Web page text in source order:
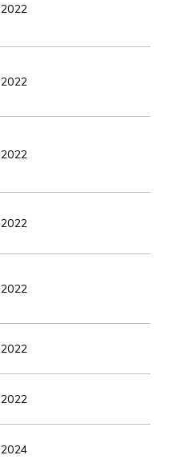
2022
2022
2022
2022
2022
2022
2022
2024